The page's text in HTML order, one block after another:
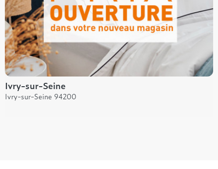
Ivry-sur-Seine
Ivry-sur-Seine 94200